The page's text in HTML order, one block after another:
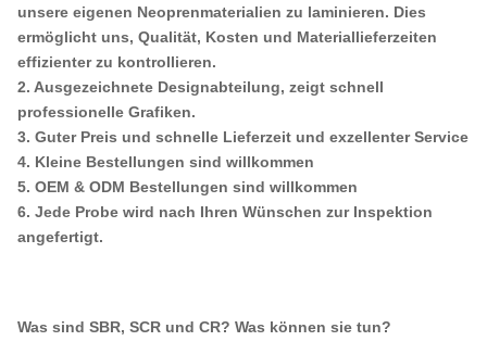
unsere eigenen Neoprenmaterialien zu laminieren. Dies
ermöglicht uns, Qualität, Kosten und Materiallieferzeiten
effizienter zu kontrollieren.
2. Ausgezeichnete Designabteilung, zeigt schnell
professionelle Grafiken.
3. Guter Preis und schnelle Lieferzeit und exzellenter Service
4. Kleine Bestellungen sind willkommen
5. OEM & ODM Bestellungen sind willkommen
6. Jede Probe wird nach Ihren Wünschen zur Inspektion
angefertigt.
Was sind SBR, SCR und CR? Was können sie tun?